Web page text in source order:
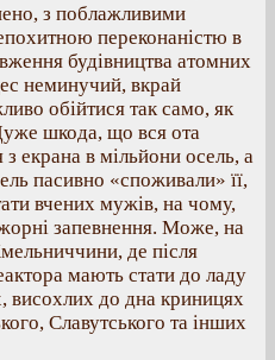
з поблажливими
переконаністю в
будівництва атомних
неминучий, вкрай
обійтися так само, як
шкода, що вся ота
екрана в мільйони осель, а
пасивно «споживали» її,
вчених мужів, на чому,
запевнення. Може, на
де після
мають стати до ладу
до дна криницях
Славутського та інших